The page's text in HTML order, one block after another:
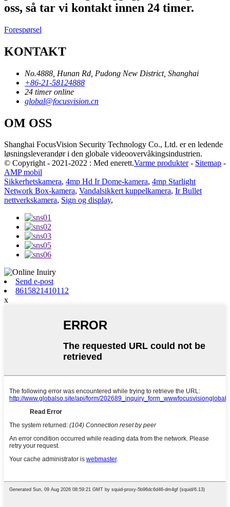
oss, så tar vi kontakt innen 24 timer.
Forespørsel
KONTAKT
No.4888, Hunan Rd, Pudong New District, Shanghai
+86-21-58124888
24 timer online
global@focusvision.cn
OM OSS
Shanghai FocusVision Security Technology Co., Ltd. er en ledende
løsningsleverandør i den globale videoovervåkingsindustrien.
© Copyright - 2021-2022 : Med enerett.Varme produkter- Sitemap -
AMP mobil
Sikkerhetskamera, 4mp Hd Ir Dome-kamera, 4mp Starlight
Network Box-kamera, Vandalsikkert kuppelkamera, Ir Bullet
nettverkskamera, Sign og display,
Send e-post
8615821410112
x